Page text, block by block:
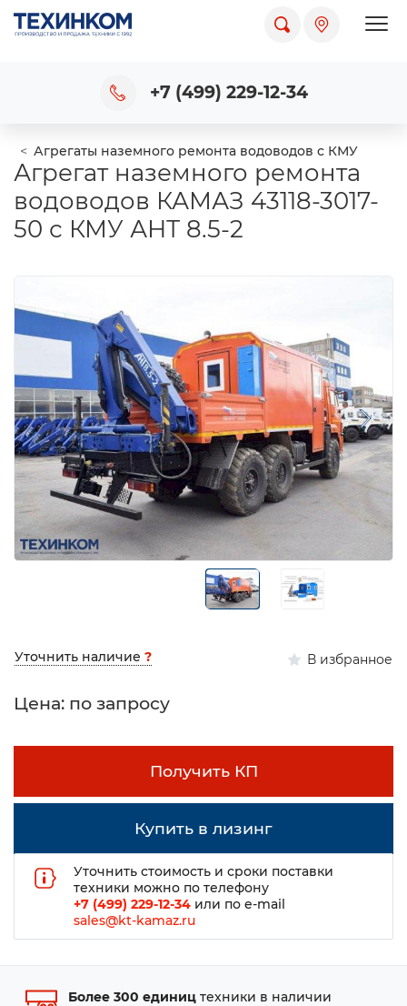
+7 (499) 229-12-34
Агрегаты наземного ремонта водоводов с КМУ
Агрегат наземного ремонта
водоводов КАМАЗ 43118-3017-
50 с КМУ АНТ 8.5-2
Уточнить наличие ? В избранное
Цена: по запросу
Получить КП
Купить в лизинг
Уточнить стоимость и сроки поставки
техники можно по телефону
+7 (499) 229-12-34 или по e-mail
sales@kt-kamaz.ru
Более 300 единиц техники в наличии